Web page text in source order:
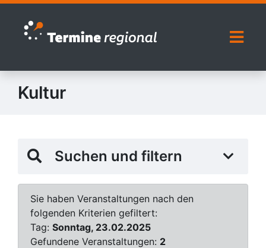
Zur Navigation springen
Zum Inhalt springen
Kultur
Suchen und filtern
Sie haben Veranstaltungen nach den
folgenden Kriterien gefiltert:
Tag: Sonntag, 23.02.2025
Gefundene Veranstaltungen: 2